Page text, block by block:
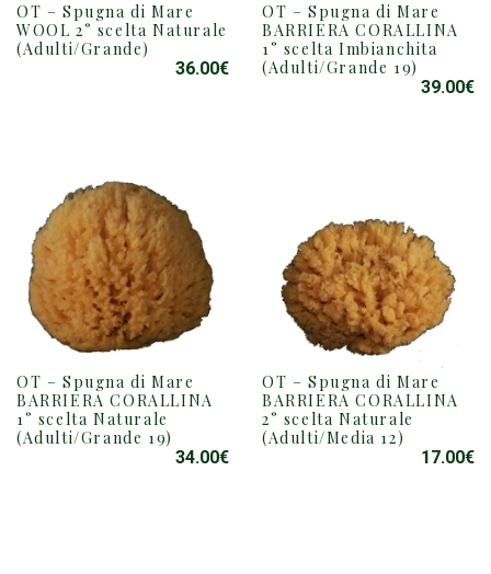
OT – Spugna di Mare
WOOL 2° scelta Naturale
(Adulti/Grande)
36.00€
OT – Spugna di Mare
BARRIERA CORALLINA
1° scelta Imbianchita
(Adulti/Grande 19)
39.00€
OT – Spugna di Mare
BARRIERA CORALLINA
1° scelta Naturale
(Adulti/Grande 19)
34.00€
OT – Spugna di Mare
BARRIERA CORALLINA
2° scelta Naturale
(Adulti/Media 12)
17.00€